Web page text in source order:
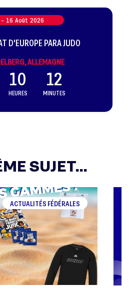
- 16 Août 2026
D'EUROPE PARA JUDO
ALLEMAGNE
10
HEURES
12
MINUTES
SUJET...
ACTUALITÉS FÉDÉRALES